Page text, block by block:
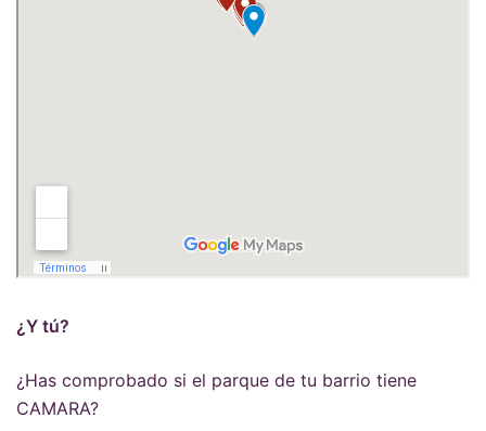
¿Y tú?
¿Has comprobado si el parque de tu barrio tiene
CAMARA?